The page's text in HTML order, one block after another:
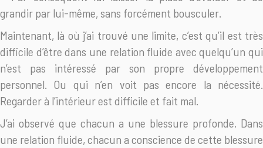
grandir par lui-même, sans forcément bousculer.
Maintenant, là où j’ai trouvé une limite, c’est qu’il est très
difficile d’être dans une relation fluide avec quelqu’un qui
n’est pas intéressé par son propre développement
personnel. Ou qui n’en voit pas encore la nécessité.
Regarder à l’intérieur est difficile et fait mal.
J’ai observé que chacun a une blessure profonde. Dans
une relation fluide, chacun a conscience de cette blessure